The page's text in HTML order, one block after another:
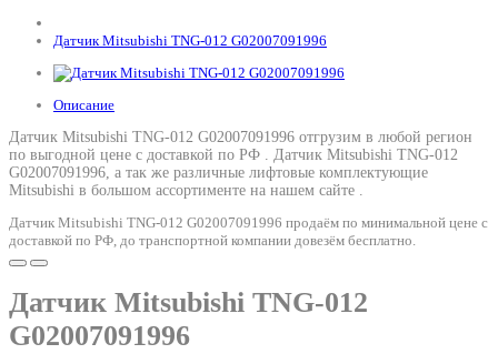
Датчик Mitsubishi TNG-012 G02007091996
Описание
Датчик Mitsubishi TNG-012 G02007091996 отгрузим в любой регион
по выгодной цене с доставкой по РФ . Датчик Mitsubishi TNG-012
G02007091996, а так же различные лифтовые комплектующие
Mitsubishi в большом ассортименте на нашем сайте .
Датчик Mitsubishi TNG-012 G02007091996 продаём по минимальной цене с
доставкой по РФ, до транспортной компании довезём бесплатно.
Датчик Mitsubishi TNG-012
G02007091996